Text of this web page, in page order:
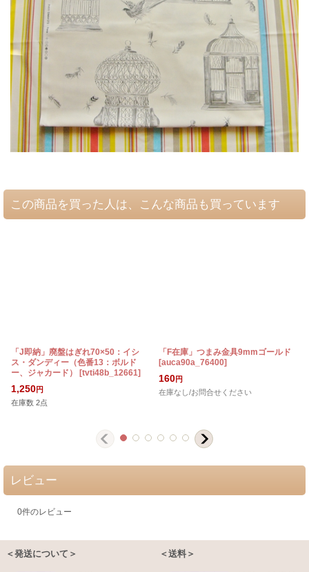
この商品を買った人は、こんな商品も買っています
「J即納」廃盤はぎれ70×50：イシ
ス・ダンディー（色番13：ボルド
ー、ジャカード）
[tvti48b_12661]
1,250円
在庫数 2点
「F在庫」つまみ金具9mmゴールド
[auca90a_76400]
160円
在庫なし/お問合せください
レビュー
0件のレビュー
＜発送について＞ ＜送料＞